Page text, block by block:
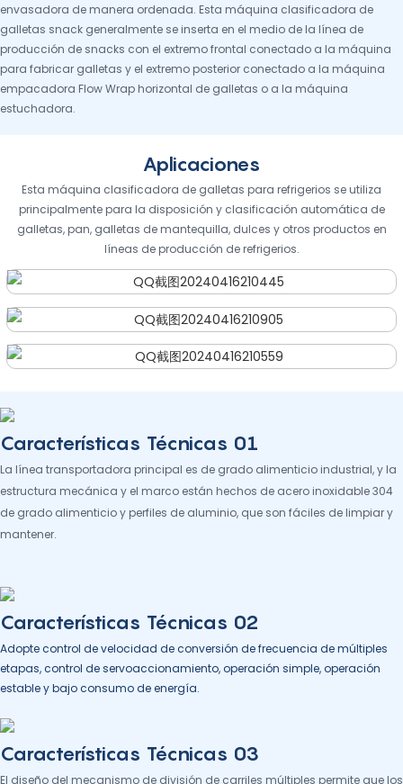
envasadora de manera ordenada. Esta máquina clasificadora de
galletas snack generalmente se inserta en el medio de la línea de
producción de snacks con el extremo frontal conectado a la máquina
para fabricar galletas y el extremo posterior conectado a la máquina
empacadora Flow Wrap horizontal de galletas o a la máquina
estuchadora.
Aplicaciones
Esta máquina clasificadora de galletas para refrigerios se utiliza
principalmente para la disposición y clasificación automática de
galletas, pan, galletas de mantequilla, dulces y otros productos en
líneas de producción de refrigerios.
Características Técnicas 01
La línea transportadora principal es de grado alimenticio industrial, y la
estructura mecánica y el marco están hechos de acero inoxidable 304
de grado alimenticio y perfiles de aluminio, que son fáciles de limpiar y
mantener.
Características Técnicas 02
Adopte control de velocidad de conversión de frecuencia de múltiples
etapas, control de servoaccionamiento, operación simple, operación
estable y bajo consumo de energía.
Características Técnicas 03
El diseño del mecanismo de división de carriles múltiples permite que los